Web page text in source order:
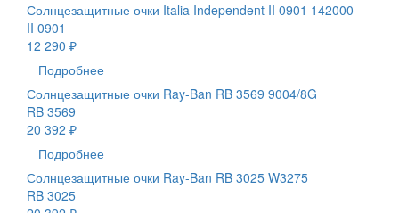
Солнцезащитные очки Italia Independent II 0901 142000
II 0901
12 290 ₽
Подробнее
Солнцезащитные очки Ray-Ban RB 3569 9004/8G
RB 3569
20 392 ₽
Подробнее
Солнцезащитные очки Ray-Ban RB 3025 W3275
RB 3025